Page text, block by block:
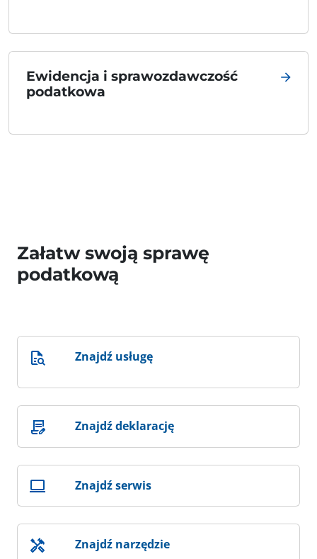
Ewidencja i sprawozdawczość
podatkowa
Załatw swoją sprawę
podatkową
Znajdź usługę
Znajdź deklarację
Znajdź serwis
Znajdź narzędzie